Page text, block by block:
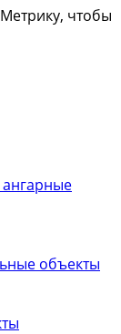
чтобы
объекты